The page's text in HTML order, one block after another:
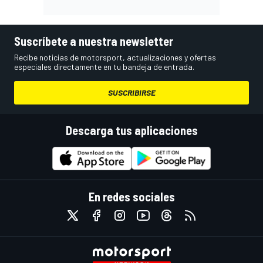
Suscríbete a nuestra newsletter
Recibe noticias de motorsport, actualizaciones y ofertas
especiales directamente en tu bandeja de entrada.
SUSCRIBIRSE
Descarga tus aplicaciones
En redes sociales